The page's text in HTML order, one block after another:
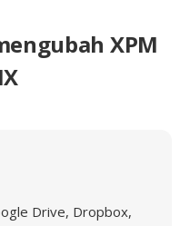
XPM
Drive, Dropbox,